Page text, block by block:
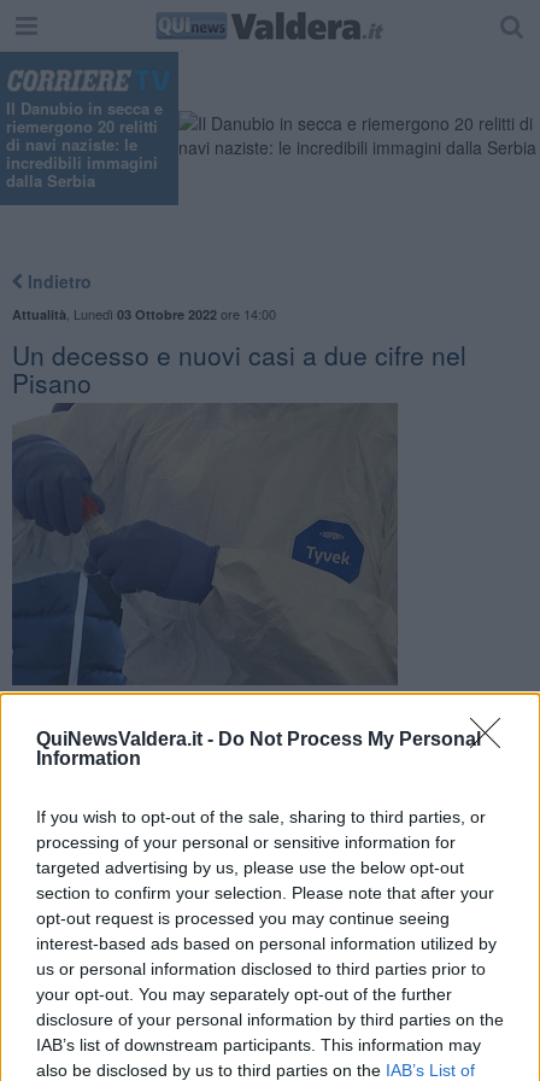
QuiNewsValdera.it - Do Not Process My Personal
Information
If you wish to opt-out of the sale, sharing to third parties, or
processing of your personal or sensitive information for
targeted advertising by us, please use the below opt-out
section to confirm your selection. Please note that after your
opt-out request is processed you may continue seeing
interest-based ads based on personal information utilized by
us or personal information disclosed to third parties prior to
your opt-out. You may separately opt-out of the further
disclosure of your personal information by third parties on the
IAB’s list of downstream participants. This information may
also be disclosed by us to third parties on the IAB’s List of
Il Danubio in secca e
riemergono 20 relitti
di navi naziste: le
incredibili immagini
dalla Serbia
Indietro
Attualità Lunedì 03 Ottobre 2022ore 14:00
Un decesso e nuovi casi a due cifre nel
Pisano
fronte Coronavirus. Una vittima in provincia di Pisa
PISA —Tra ieri e oggi in provincia di Pisa sono emersi 34 nuovi
casi di positività al Covid. E' quanto evidenzia il bollettino regionale
odierno, che fotografa l'andamento dell'epidemia sul territorio.
In Toscana si registrano purtroppo due nuovi decessi riconducibili
al virus. Le vittime risiedevano nelle province di Pisa e Massa
Carrara.